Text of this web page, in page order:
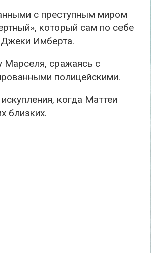
с преступным миром
который сам по себе
Джеки Имберта.
Марселя, сражаясь с
полицейскими.
когда Маттеи
близких.